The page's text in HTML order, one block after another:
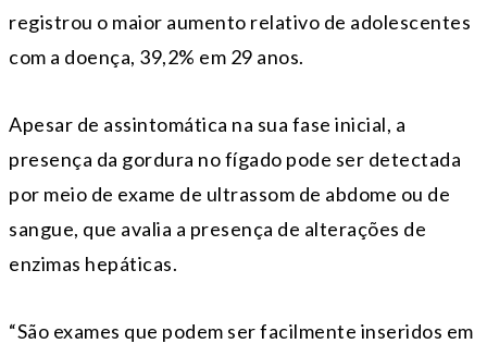
registrou o maior aumento relativo de adolescentes
com a doença, 39,2% em 29 anos.
Apesar de assintomática na sua fase inicial, a
presença da gordura no fígado pode ser detectada
por meio de exame de ultrassom de abdome ou de
sangue, que avalia a presença de alterações de
enzimas hepáticas.
“São exames que podem ser facilmente inseridos em